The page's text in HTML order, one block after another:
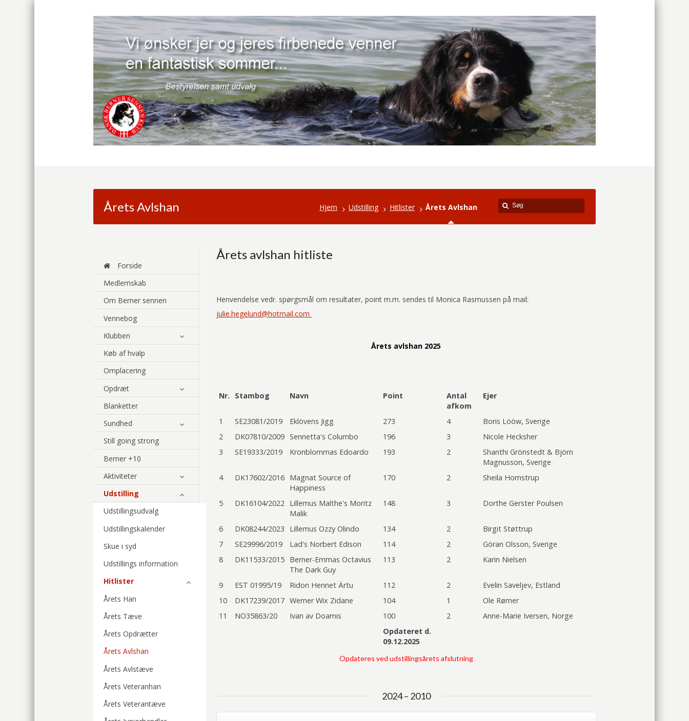
Årets Avlshan Hjem Udstilling Hitlister Årets Avlshan
Forside
Medlemskab
Om Berner sennen
Vennebog
Klubben
Køb af hvalp
Omplacering
Opdræt
Blanketter
Sundhed
Still going strong
Berner +10
Aktiviteter
Udstilling
Udstillingsudvalg
Udstillingskalender
Skue i syd
Udstillings information
Hitlister
Årets Han
Årets Tæve
Årets Opdrætter
Årets Avlshan
Årets Avlstæve
Årets Veteranhan
Årets Veterantæve
Årets avlshan hitliste
Henvendelse vedr. spørgsmål om resultater, point m.m. sendes til Monica Rasmussen på mail:
julie.hegelund@hotmail.com
Årets avlshan 2025
Nr. Stambog Navn Point
Antal
afkom
Ejer
1 SE23081/2019 Eklövens Jigg 273 4
Boris Lööw, Sverige
2
DK07810/2009 Sennetta's Columbo 196 3
Nicole Hecksher
3
SE19333/2019 Kronblommas Edoardo 193 2
Shanthi Grönstedt & Björn
Magnusson, Sverige
4
DK17602/2016 Magnat Source of
Happiness
170 2 Sheila Hornstrup
5 DK16104/2022
Lillemus Malthe's Moritz
Malik
148 3 Dorthe Gerster Poulsen
6 DK08244/2023 Lillemus Ozzy Olindo 134 2
Birgit Støttrup
7
SE29996/2019 Lad's Norbert Edison 114 2
Göran Olsson, Sverige
8
DK11533/2015 Berner-Emmas Octavius
The Dark Guy
113 2 Karin Nielsen
9 EST 01995/19 Ridon Hennet Ärtu 112 2
Evelin Saveljev, Estland
10
DK17239/2017 Werner Wix Zidane 104 1
Ole Rømer
11
NO35863/20 Ivan av Doamis 100 2
Anne-Marie Iversen, Norge
Opdateret d.
09.12.2025
Opdateres ved udstillingsårets afslutning
2024 – 2010